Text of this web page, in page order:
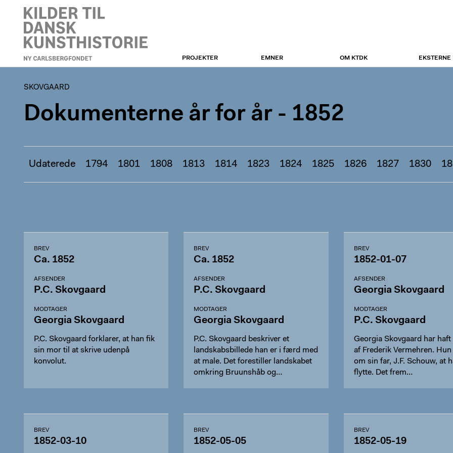
SKOVGAARD
PROJEKTER EMNER OM KTDK EKSTERNE
SKOVGAARD
Dokumenterne år for år - 1852
Udaterede 1794 1801 1808 1813 1814 1823 1824 1825 1826 1827 1830
BREV
Ca. 1852
AFSENDER
P.C. Skovgaard
MODTAGER
Georgia Skovgaard
P.C. Skovgaard forklarer, at han fik
sin mor til at skrive udenpå
konvolut.
BREV
Ca. 1852
AFSENDER
P.C. Skovgaard
MODTAGER
Georgia Skovgaard
P.C. Skovgaard beskriver et
landskabsbillede han er i færd med
at male. Det forestiller landskabet
omkring Bruunshåb og…
BREV
1852-01-07
AFSENDER
Georgia Skovgaard
MODTAGER
P.C. Skovgaard
Georgia Skovgaard har haft
af Frederik Vermehren.
om sin far, J.F. Schouw, at
flytte. Det frem…
BREV
1852-03-10
BREV
1852-05-05
BREV
1852-05-19